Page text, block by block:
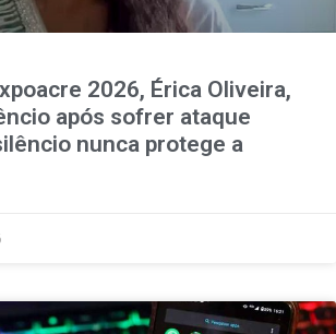
2026, Érica Oliveira,
após sofrer ataque
nunca protege a